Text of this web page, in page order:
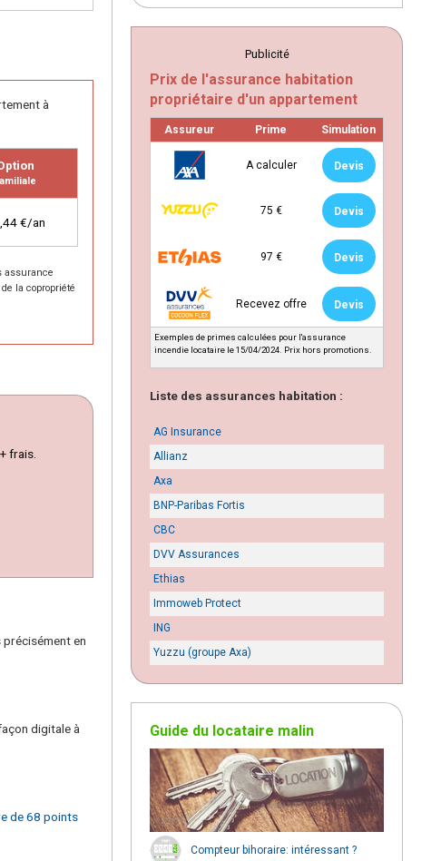
à
€/an
assurance
la copropriété
frais.
en
digitale à
de 68 points
Publicité
Prix de l'assurance habitation
propriétaire d'un appartement
Assureur Prime Simulation
A calculer Devis
75 € Devis
97 € Devis
Recevez offre Devis
Exemples de primes calculées pour l'assurance
incendie locataire le 15/04/2024. Prix hors promotions.
Liste des assurances habitation :
AG Insurance
Allianz
Axa
BNP-Paribas Fortis
CBC
DVV Assurances
Ethias
Immoweb Protect
ING
Yuzzu (groupe Axa)
Guide du locataire malin
Compteur bihoraire: intéressant ?